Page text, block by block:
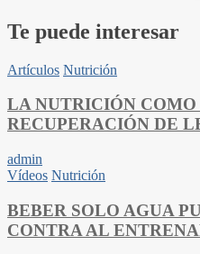
Te puede interesar
Artículos Nutrición
LA NUTRICIÓN
RECUPERACIÓN DE
admin
Vídeos Nutrición
BEBER SOLO AGUA
CONTRA AL